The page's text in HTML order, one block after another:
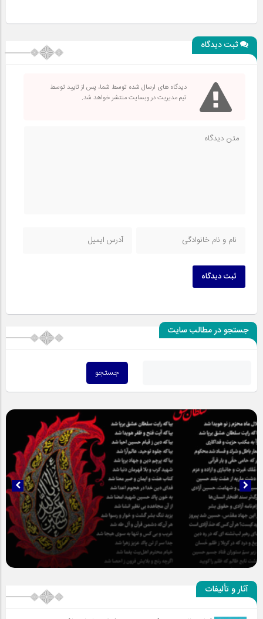
ثبت دیدگاه
دیدگاه های ارسال شده توسط شما، پس از تایید توسط
تیم مدیریت در وبسایت منتشر خواهد شد.
ثبت دیدگاه
جستجو در مطالب سایت
سلطان عشق
آثار و تألیفات